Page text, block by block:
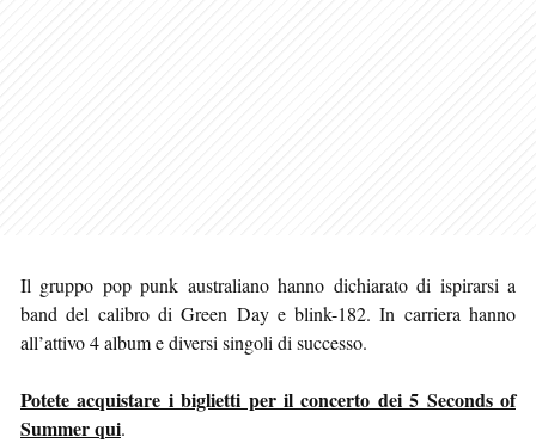
Il gruppo pop punk australiano hanno dichiarato di ispirarsi a
band del calibro di Green Day e blink-182. In carriera hanno
all’attivo 4 album e diversi singoli di successo.
Potete acquistare i biglietti per il concerto dei 5 Seconds of
Summer qui.